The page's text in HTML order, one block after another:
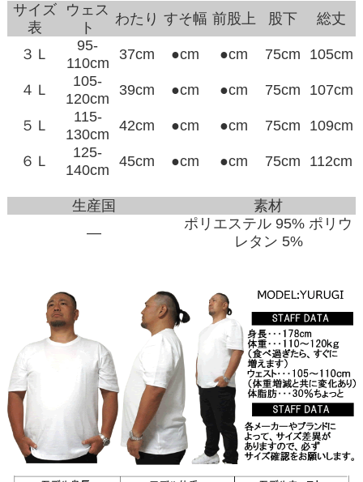
サイズ
表
ウェス
ト
わたり すそ幅 前股上 股下 総丈
３Ｌ
95-
110cm
37cm ●cm ●cm 75cm 105cm
４Ｌ
105-
120cm
39cm ●cm ●cm 75cm 107cm
５Ｌ
115-
130cm
42cm ●cm ●cm 75cm 109cm
６Ｌ
125-
140cm
45cm ●cm ●cm 75cm 112cm
生産国
素材
―
ポリエステル 95% ポリウ
レタン 5%